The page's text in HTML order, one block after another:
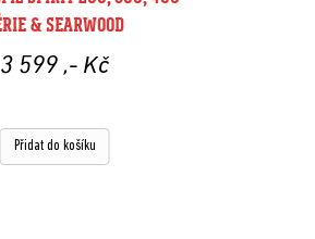
& SEARWOOD
3 599 ,- Kč
Přidat do košíku